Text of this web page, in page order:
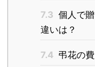
7.3 個人で
違いは？
7.4 弔花の